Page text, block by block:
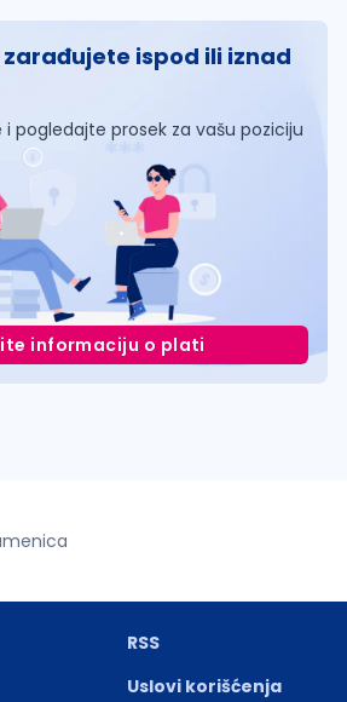
ispod ili iznad
pogledajte prosek za vašu poziciju
informaciju o plati
RSS
Uslovi korišćenja